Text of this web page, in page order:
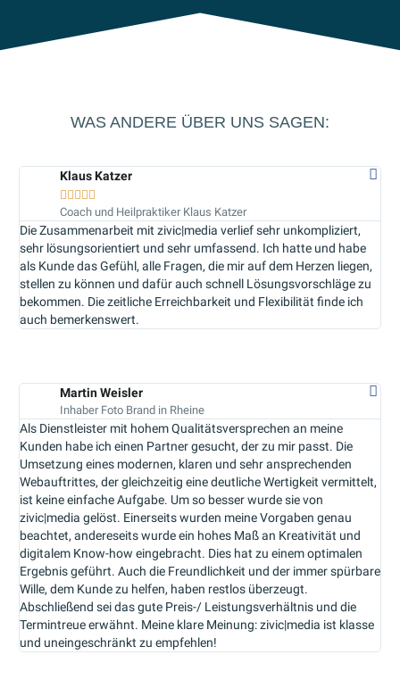
WAS ANDERE ÜBER UNS SAGEN:
Klaus Katzer
    
Coach und Heilpraktiker Klaus Katzer
Die Zusammenarbeit mit zivic|media verlief sehr unkompliziert,
sehr lösungsorientiert und sehr umfassend. Ich hatte und habe
als Kunde das Gefühl, alle Fragen, die mir auf dem Herzen liegen,
stellen zu können und dafür auch schnell Lösungsvorschläge zu
bekommen. Die zeitliche Erreichbarkeit und Flexibilität finde ich
auch bemerkenswert.
Martin Weisler
Inhaber Foto Brand in Rheine
Als Dienstleister mit hohem Qualitätsversprechen an meine
Kunden habe ich einen Partner gesucht, der zu mir passt. Die
Umsetzung eines modernen, klaren und sehr ansprechenden
Webauftrittes, der gleichzeitig eine deutliche Wertigkeit vermittelt,
ist keine einfache Aufgabe. Um so besser wurde sie von
zivic|media gelöst. Einerseits wurden meine Vorgaben genau
beachtet, andereseits wurde ein hohes Maß an Kreativität und
digitalem Know-how eingebracht. Dies hat zu einem optimalen
Ergebnis geführt. Auch die Freundlichkeit und der immer spürbare
Wille, dem Kunde zu helfen, haben restlos überzeugt.
Abschließend sei das gute Preis-/ Leistungsverhältnis und die
Termintreue erwähnt. Meine klare Meinung: zivic|media ist klasse
und uneingeschränkt zu empfehlen!